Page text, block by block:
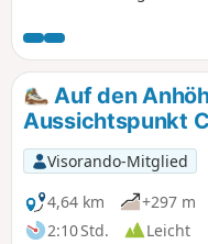
Probleme durchgeführt.
Auf den
Aussichtspunkt
Visorando-Mitglied
4,64 km
+297 m
2:10 Std.
Leicht